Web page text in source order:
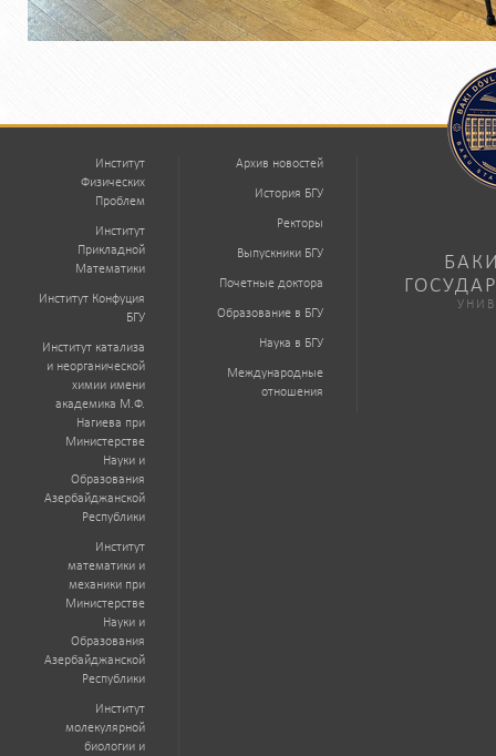
Институт
Физических
Проблем
Институт
Прикладной
Математики
Институт Конфуция
БГУ
Институт катализа
и неорганической
химии имени
академика М.Ф.
Нагиева при
Министерстве
Науки и
Образования
Азербайджанской
Республики
Институт
математики и
механики при
Министерстве
Науки и
Образования
Азербайджанской
Республики
Институт
молекулярной
биологии и
Архив новостей
История БГУ
Ректоры
Выпускники БГУ
Почетные доктора
Образование в БГУ
Наука в БГУ
Международные
отношения